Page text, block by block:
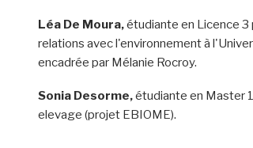
Léa De Moura,étudiante en Licence
relations avec l'environnement à
encadrée par Mélanie Rocroy.
Sonia Desorme,étudiante en Master
elevage (projet EBIOME).